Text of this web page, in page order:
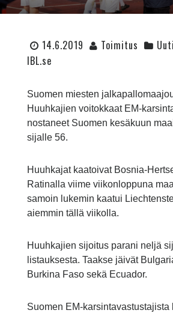
14.6.2019 Toimitus
IBL.se
Suomen miesten
Huuhkajien voitokkaat EM-
nostaneet Suomen kesäkuun
sijalle 56.
Huuhkajat kaatoivat Bosnia-
Ratinalla viime viikonloppuna
samoin lukemin kaatui
aiemmin tällä viikolla.
Huuhkajien sijoitus parani neljä
listauksesta. Taakse jäivät
Burkina Faso sekä Ecuador.
Suomen EM-karsintavastustajista